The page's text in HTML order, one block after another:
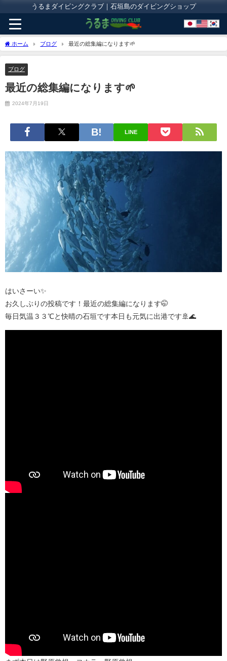
うるまダイビングクラブ｜石垣島のダイビングショップ
ホーム ブログ 最近の総集編になります🌱
ブログ
最近の総集編になります🌱
2024年7月19日
LINE
はいさーい✨
お久しぶりの投稿です！最近の総集編になります🤭
毎日気温３３℃と快晴の石垣です本日も元気に出港です🚢🌊